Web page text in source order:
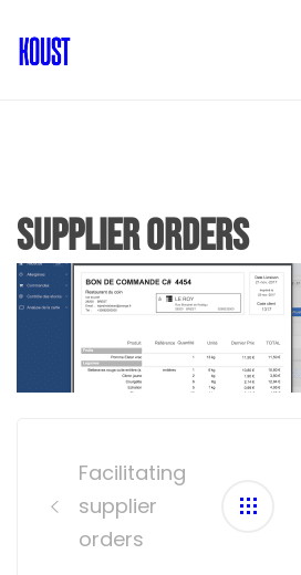
supplier orders
navigationFacilitating
supplier
orders